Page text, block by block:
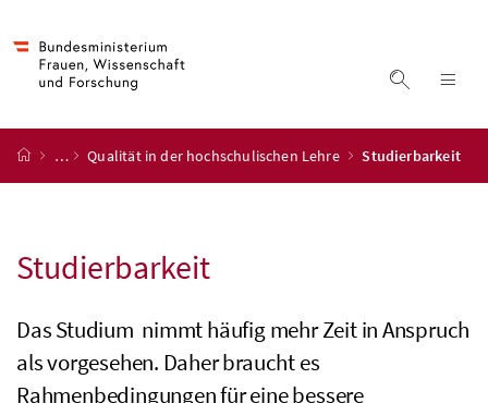
Suche
Startseite
… Qualität in der hochschulischen Lehre Studierbarkeit
Studierbarkeit
Das Studium nimmt häufig mehr Zeit in Anspruch
als vorgesehen. Daher braucht es
Rahmenbedingungen für eine bessere